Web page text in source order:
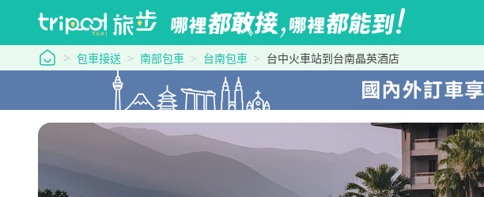
tripool 旅步
包車接送 南部包車 台南包車 台中火車站到台南晶英酒店